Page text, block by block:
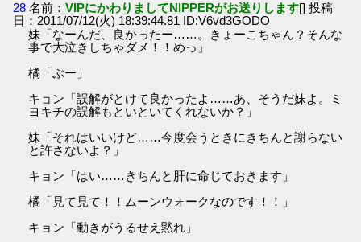
28 名前：VIPにかわりましてNIPPERがお送りします[] 投稿
日：2011/07/12(火) 18:39:44.81 ID:V6vd3GODO
妹「なーんだ、良かったー……。きょーこちゃん？そんな
事で大泣きしちゃダメ！！めっ」
橘「ぶー」
キョン「誤解がとけて良かったよ……あ、そうだ妹よ。ミ
ヨキチの誤解もといといてくれないか？」
妹「それはいいけど……今度会うときにきちんと謝らない
と許さないよ？」
キョン「はい……きちんと肝に命じておきます」
橘「見て見て！！ムーンウォークなのです！！」
キョン「動きがうるせえ黙れ」